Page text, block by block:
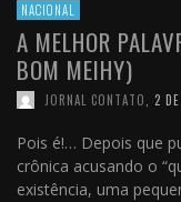
NACIONAL
A MELHOR
BOM MEIHY)
JORNAL CONTATO 2
Pois é!… Depois que
crônica acusando o
existência, uma